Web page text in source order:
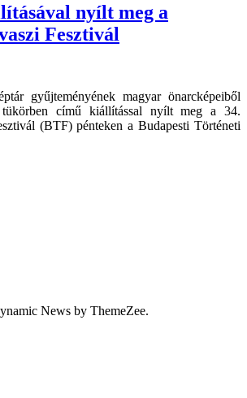
nyílt meg a
Fesztivál
gyűjteményének magyar önarcképeiből
tükörben című kiállítással nyílt meg a 34.
(BTF) pénteken a Budapesti Történeti
News by ThemeZee.